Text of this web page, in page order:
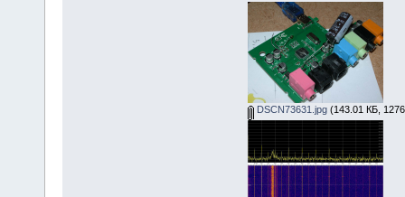
DSCN73631.jpg(143.01 КБ,